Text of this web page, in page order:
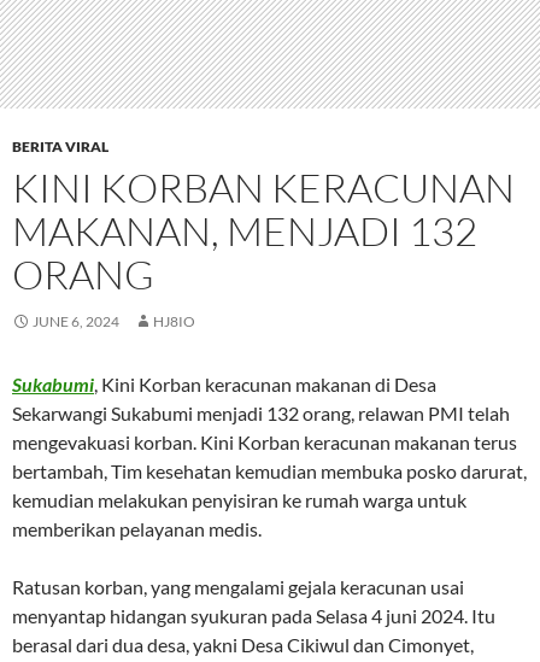
BERITA VIRAL
KINI KORBAN KERACUNAN
MAKANAN, MENJADI 132
ORANG
JUNE 6, 2024 HJ8IO
Sukabumi , Kini Korban keracunan makanan di Desa
Sekarwangi Sukabumi menjadi 132 orang, relawan PMI telah
mengevakuasi korban. Kini Korban keracunan makanan terus
bertambah, Tim kesehatan kemudian membuka posko darurat,
kemudian melakukan penyisiran ke rumah warga untuk
memberikan pelayanan medis.
Ratusan korban, yang mengalami gejala keracunan usai
menyantap hidangan syukuran pada Selasa 4 juni 2024. Itu
berasal dari dua desa, yakni Desa Cikiwul dan Cimonyet,